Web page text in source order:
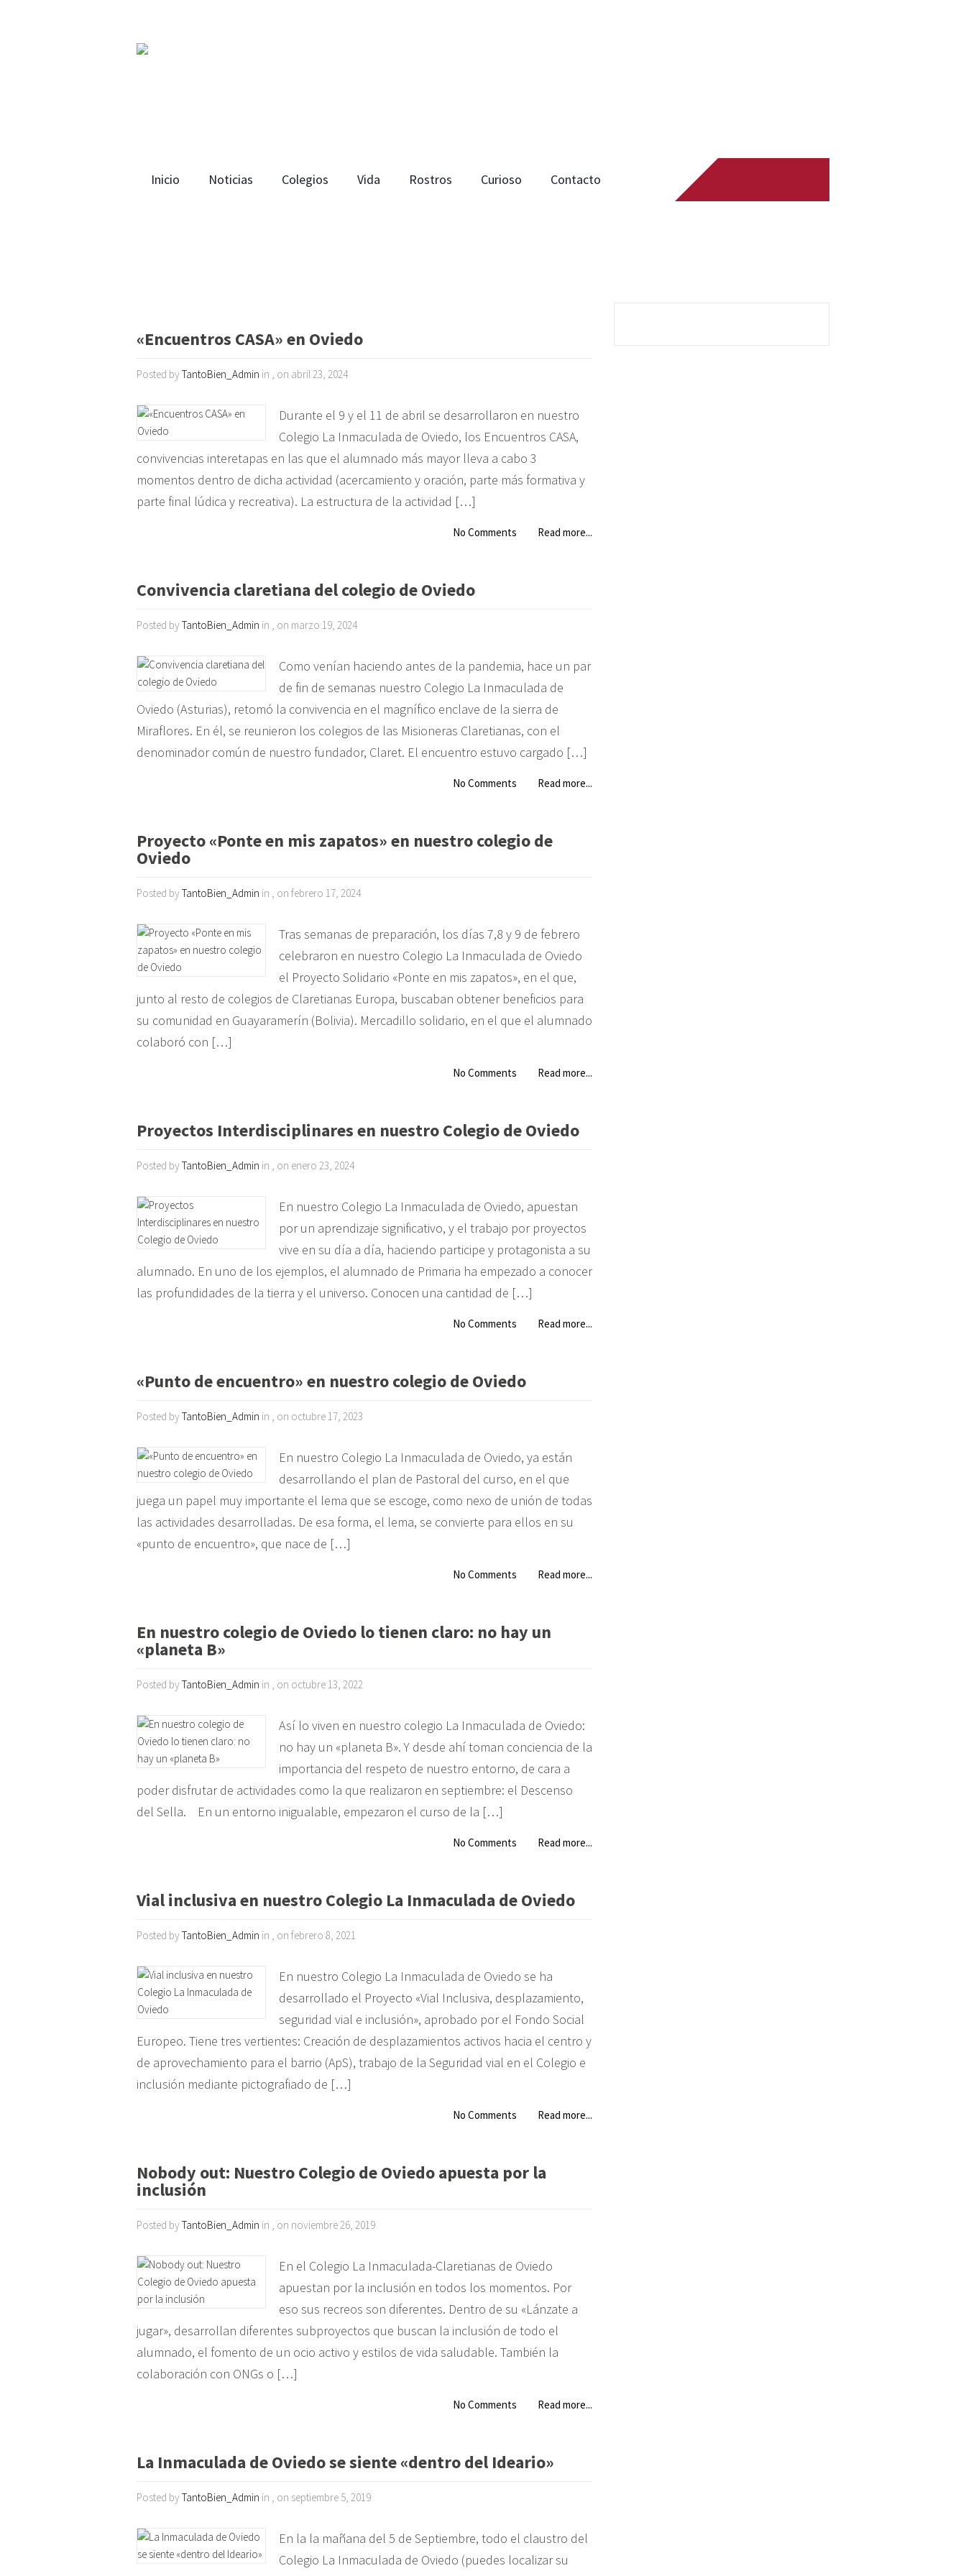
Inicio Noticias Colegios Vida Rostros Curioso Contacto
«Encuentros CASA» en Oviedo
Posted by TantoBien_Admin in , on abril 23, 2024
Durante el 9 y el 11 de abril se desarrollaron en nuestro
Colegio La Inmaculada de Oviedo, los Encuentros CASA,
convivencias interetapas en las que el alumnado más mayor lleva a cabo 3
momentos dentro de dicha actividad (acercamiento y oración, parte más formativa y
parte final lúdica y recreativa). La estructura de la actividad […]
No Comments Read more...
Convivencia claretiana del colegio de Oviedo
Posted by TantoBien_Admin in , on marzo 19, 2024
Como venían haciendo antes de la pandemia, hace un par
de fin de semanas nuestro Colegio La Inmaculada de
Oviedo (Asturias), retomó la convivencia en el magnífico enclave de la sierra de
Miraflores. En él, se reunieron los colegios de las Misioneras Claretianas, con el
denominador común de nuestro fundador, Claret. El encuentro estuvo cargado […]
No Comments Read more...
Proyecto «Ponte en mis zapatos» en nuestro colegio de
Oviedo
Posted by TantoBien_Admin in , on febrero 17, 2024
Tras semanas de preparación, los días 7,8 y 9 de febrero
celebraron en nuestro Colegio La Inmaculada de Oviedo
el Proyecto Solidario «Ponte en mis zapatos», en el que,
junto al resto de colegios de Claretianas Europa, buscaban obtener beneficios para
su comunidad en Guayaramerín (Bolivia). Mercadillo solidario, en el que el alumnado
colaboró con […]
No Comments Read more...
Proyectos Interdisciplinares en nuestro Colegio de Oviedo
Posted by TantoBien_Admin in , on enero 23, 2024
En nuestro Colegio La Inmaculada de Oviedo, apuestan
por un aprendizaje significativo, y el trabajo por proyectos
vive en su día a día, haciendo participe y protagonista a su
alumnado. En uno de los ejemplos, el alumnado de Primaria ha empezado a conocer
las profundidades de la tierra y el universo. Conocen una cantidad de […]
No Comments Read more...
«Punto de encuentro» en nuestro colegio de Oviedo
Posted by TantoBien_Admin in , on octubre 17, 2023
En nuestro Colegio La Inmaculada de Oviedo, ya están
desarrollando el plan de Pastoral del curso, en el que
juega un papel muy importante el lema que se escoge, como nexo de unión de todas
las actividades desarrolladas. De esa forma, el lema, se convierte para ellos en su
«punto de encuentro», que nace de […]
No Comments Read more...
En nuestro colegio de Oviedo lo tienen claro: no hay un
«planeta B»
Posted by TantoBien_Admin in , on octubre 13, 2022
Así lo viven en nuestro colegio La Inmaculada de Oviedo:
no hay un «planeta B». Y desde ahí toman conciencia de la
importancia del respeto de nuestro entorno, de cara a
poder disfrutar de actividades como la que realizaron en septiembre: el Descenso
del Sella. En un entorno inigualable, empezaron el curso de la […]
No Comments Read more...
Vial inclusiva en nuestro Colegio La Inmaculada de Oviedo
Posted by TantoBien_Admin in , on febrero 8, 2021
En nuestro Colegio La Inmaculada de Oviedo se ha
desarrollado el Proyecto «Vial Inclusiva, desplazamiento,
seguridad vial e inclusión», aprobado por el Fondo Social
Europeo. Tiene tres vertientes: Creación de desplazamientos activos hacia el centro y
de aprovechamiento para el barrio (ApS), trabajo de la Seguridad vial en el Colegio e
inclusión mediante pictografiado de […]
No Comments Read more...
Nobody out: Nuestro Colegio de Oviedo apuesta por la
inclusión
Posted by TantoBien_Admin in , on noviembre 26, 2019
En el Colegio La Inmaculada-Claretianas de Oviedo
apuestan por la inclusión en todos los momentos. Por
eso sus recreos son diferentes. Dentro de su «Lánzate a
jugar», desarrollan diferentes subproyectos que buscan la inclusión de todo el
alumnado, el fomento de un ocio activo y estilos de vida saludable. También la
colaboración con ONGs o […]
No Comments Read more...
La Inmaculada de Oviedo se siente «dentro del Ideario»
Posted by TantoBien_Admin in , on septiembre 5, 2019
En la la mañana del 5 de Septiembre, todo el claustro del
Colegio La Inmaculada de Oviedo (puedes localizar su